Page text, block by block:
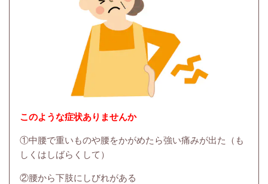
このような症状ありませんか
①中腰で重いものや腰をかがめたら強い痛みが出た（も
しくはしばらくして）
②腰から下肢にしびれがある